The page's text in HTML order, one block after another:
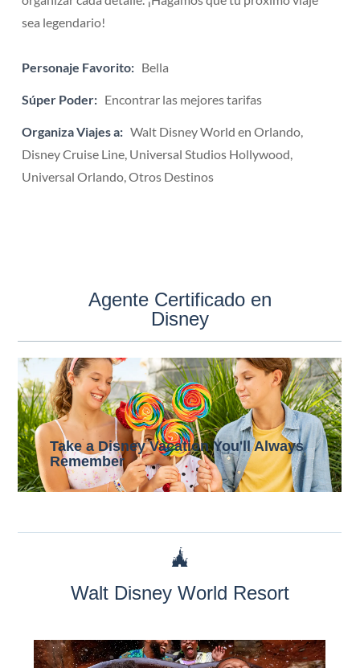
sea legendario!
Personaje Favorito: Bella
Súper Poder: Encontrar las mejores tarifas
Organiza Viajes a: Walt Disney World en Orlando,
Disney Cruise Line, Universal Studios Hollywood,
Universal Orlando, Otros Destinos